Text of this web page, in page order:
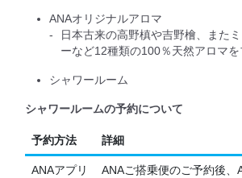
ANAオリジナルアロマ
日本古来の高野槙や吉野檜、また
ーなど12種類の100％天然アロマを
シャワールーム
シャワールームの予約について
予約方法 詳細
ANAアプリ
ANAご搭乗便のご予約後、